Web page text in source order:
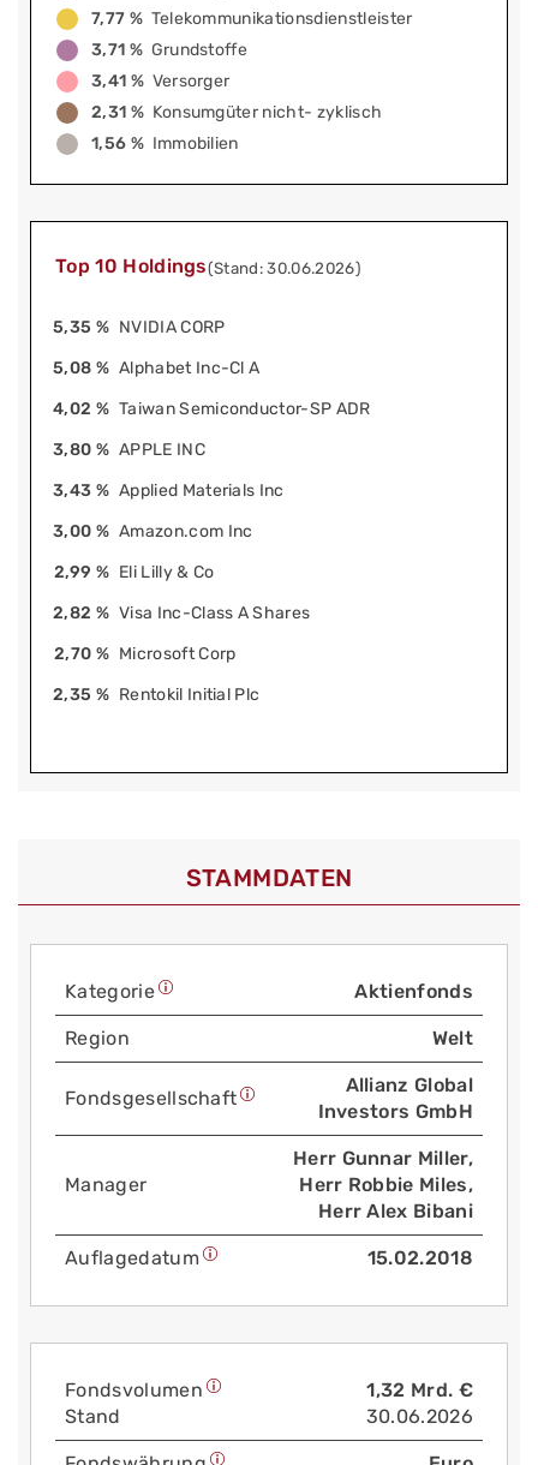
7,77 % Telekommunikationsdienstleister
3,71 % Grundstoffe
3,41 % Versorger
2,31 % Konsumgüter nicht- zyklisch
1,56 % Immobilien
Top 10 Holdings(Stand: 30.06.2026)
5,35 % NVIDIA CORP
5,08 % Alphabet Inc-Cl A
4,02 % Taiwan Semiconductor-SP ADR
3,80 % APPLE INC
3,43 % Applied Materials Inc
3,00 % Amazon.com Inc
2,99 % Eli Lilly & Co
2,82 % Visa Inc-Class A Shares
2,70 % Microsoft Corp
2,35 % Rentokil Initial Plc
STAMMDATEN
Kategorie Aktienfonds
Region Welt
Fonds­gesellschaft
Allianz Global
Investors GmbH
Manager
Herr Gunnar Miller,
Herr Robbie Miles,
Herr Alex Bibani
Auflage­datum 15.02.2018
Fonds­volumen
Stand
1,32 Mrd. €
30.06.2026